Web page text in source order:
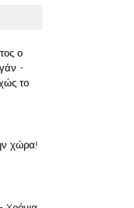
ο
-
το
χώρα!